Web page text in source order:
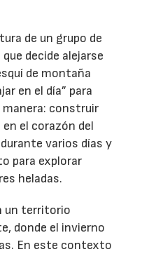
de un grupo de
decide alejarse
de montaña
en el día” para
construir
el corazón del
varios días y
para explorar
heladas.
un territorio
donde el invierno
En este contexto